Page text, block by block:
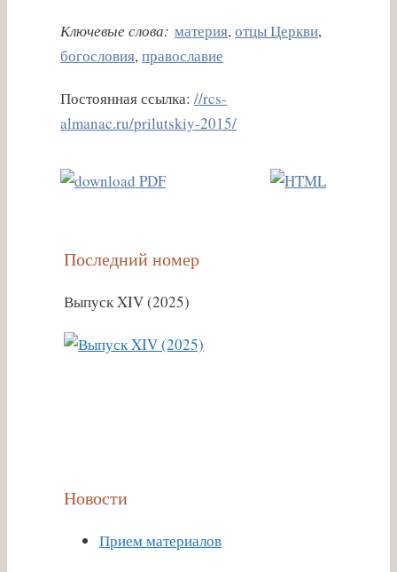
Ключевые слова: материя, отцы Церкви,
богословия, православие
Постоянная ссылка: //rcs-
almanac.ru/prilutskiy-2015/
Последний номер
Выпуск XIV (2025)
Новости
Прием материалов